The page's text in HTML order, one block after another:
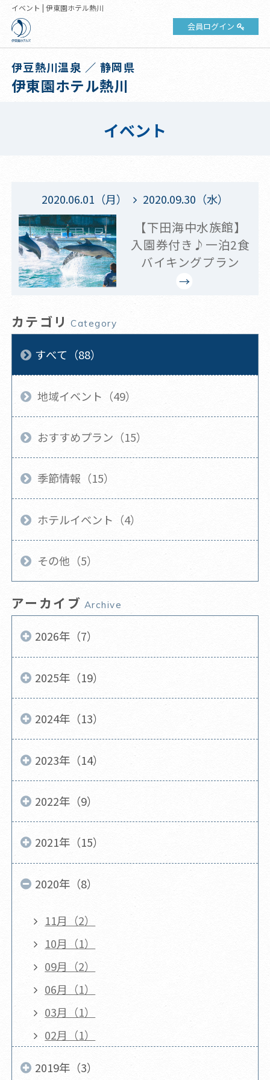
イベント | 伊東園ホテル熱川
会員ログイン
伊豆熱川温泉 ／ 静岡県
伊東園ホテル熱川
イベント
2020.06.01（月） 2020.09.30（水）
【下田海中水族館】
入園券付き♪一泊2食
バイキングプラン
カテゴリ Category
すべて（88）
地域イベント（49）
おすすめプラン（15）
季節情報（15）
ホテルイベント（4）
その他（5）
アーカイブ Archive
2026年（7）
2025年（19）
2024年（13）
2023年（14）
2022年（9）
2021年（15）
2020年（8）
11月（2）
10月（1）
09月（2）
06月（1）
03月（1）
02月（1）
2019年（3）